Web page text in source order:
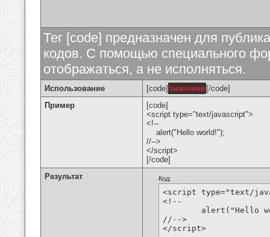
Тег [code] предназначен для
кодов. С помощью специального
отображаться, а не исполняться.
Использование [code] значение [/code]
Пример
[code]
<script type="text/javascript">
<!--
alert("Hello world!");
//-->
</script>
[/code]
Результат
Код:
<script type="text/
<!--
//-->
</script>